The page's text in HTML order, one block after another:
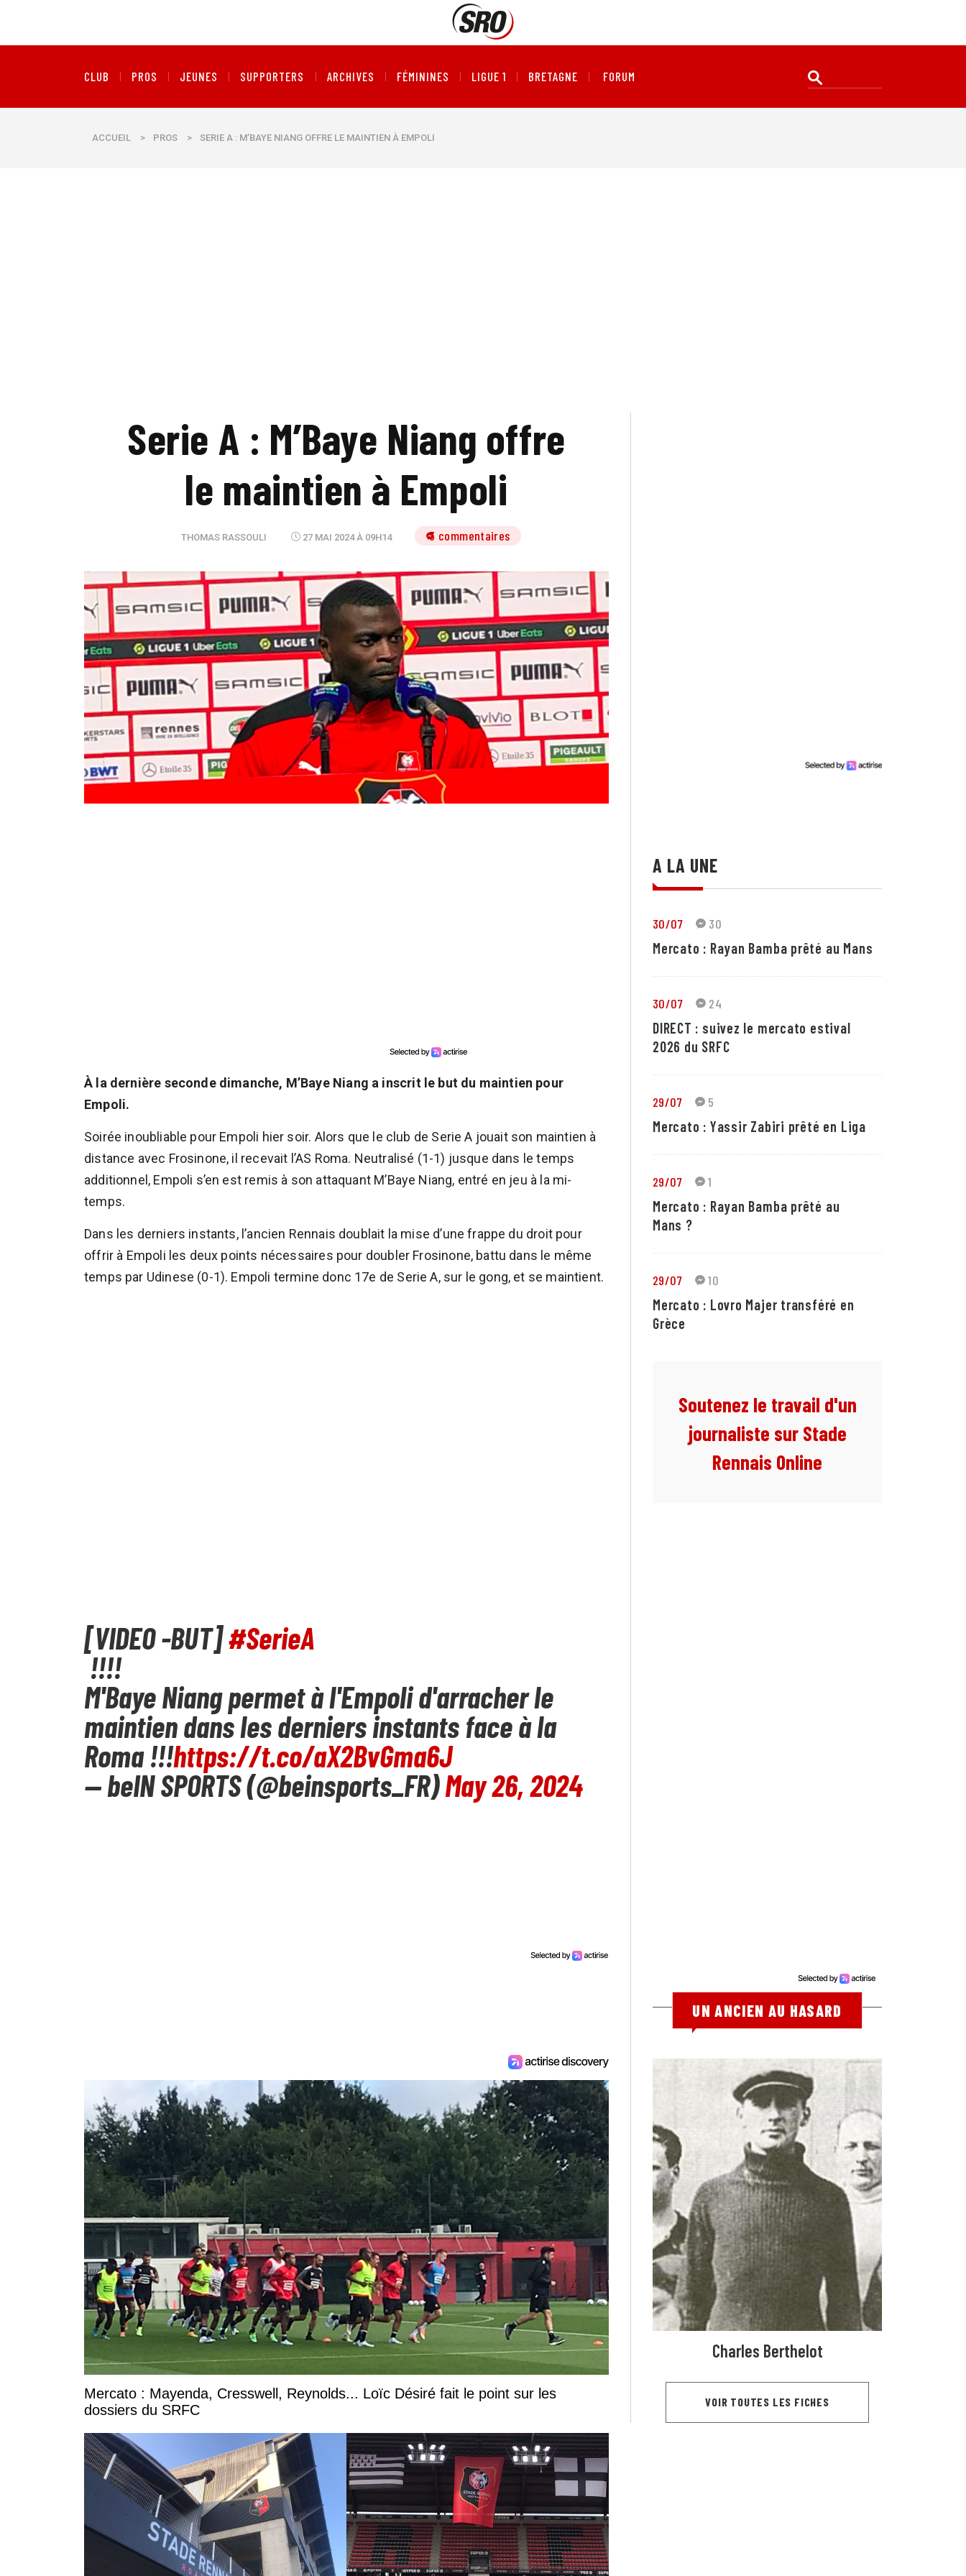
CLUB PROS JEUNES SUPPORTERS ARCHIVES FÉMININES LIGUE 1 BRETAGNE FORUM
ACCUEIL > PROS > SERIE A : M’BAYE NIANG OFFRE LE MAINTIEN À EMPOLI
Serie A : M’Baye Niang offre
le maintien à Empoli
THOMAS RASSOULI 27 MAI 2024 À 09H14 3 commentaires
À la dernière seconde dimanche, M’Baye Niang a inscrit le but du maintien pour
Empoli.
Soirée inoubliable pour Empoli hier soir. Alors que le club de Serie A jouait son maintien à
distance avec Frosinone, il recevait l’AS Roma. Neutralisé (1-1) jusque dans le temps
additionnel, Empoli s’en est remis à son attaquant M’Baye Niang, entré en jeu à la mi-
temps.
Dans les derniers instants, l’ancien Rennais doublait la mise d’une frappe du droit pour
offrir à Empoli les deux points nécessaires pour doubler Frosinone, battu dans le même
temps par Udinese (0-1). Empoli termine donc 17e de Serie A, sur le gong, et se maintient.
[VIDEO -BUT]#SerieA
!!!!
M'Baye Niang permet à l'Empoli d'arracher le
maintien dans les derniers instants face à la
Roma !!!https://t.co/aX2BvGma6J
— beIN SPORTS (@beinsports_FR)May 26, 2024
Mercato : Mayenda, Cresswell, Reynolds... Loïc Désiré fait le point sur les
dossiers du SRFC
A LA UNE
30/07 30
Mercato : Rayan Bamba prêté au Mans
30/07 24
DIRECT : suivez le mercato estival
2026 du SRFC
29/07 5
Mercato : Yassir Zabiri prêté en Liga
29/07 1
Mercato : Rayan Bamba prêté au
Mans ?
29/07 10
Mercato : Lovro Majer transféré en
Grèce
Soutenez le travail d'un
journaliste sur Stade
Rennais Online
UN ANCIEN AU HASARD
Charles Berthelot
VOIR TOUTES LES FICHES